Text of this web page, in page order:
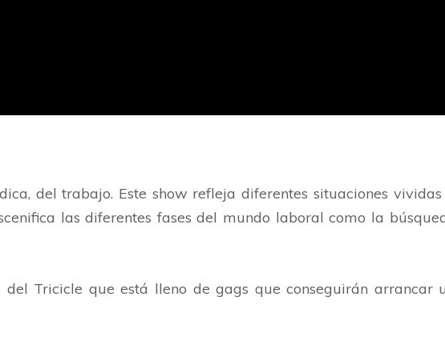
del trabajo. Este show refleja diferentes situaciones
las diferentes fases del mundo laboral como la
Tricicle que está lleno de gags que conseguirán arrancar